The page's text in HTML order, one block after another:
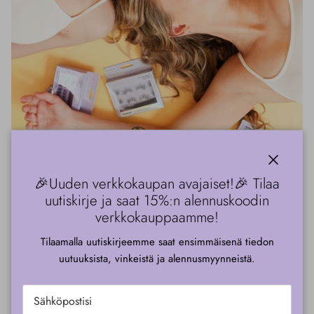
TIETOA MEISTÄ
G Beauty Lab – Kauneuden
asiantuntijasi.
Tarjoamme asiakkaillemme huolella valittuja tuotteita sekä ihanilta
kansainvälisiltä brändeiltä että omalta tuotemerkiltämme.
🎉Uuden verkkokaupan avajaiset!🎉 Tilaa
uutiskirje ja saat 15%:n alennuskoodin
verkkokauppaamme!
Tilaamalla uutiskirjeemme saat ensimmäisenä tiedon
uutuuksista, vinkeistä ja alennusmyynneistä.